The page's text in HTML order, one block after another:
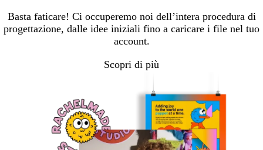
Basta faticare! Ci occuperemo noi dell’intera procedura di
progettazione, dalle idee iniziali fino a caricare i file nel tuo
account.
Scopri di più